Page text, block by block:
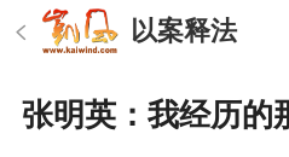
以案释法
张明英：我经历的